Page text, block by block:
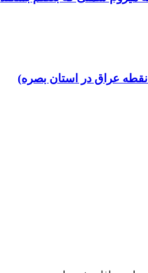
نقطه عراق در استان بصره)